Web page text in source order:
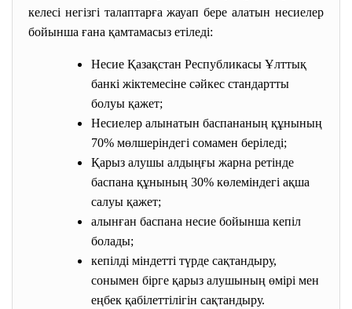
келесі негізгі талаптарға жауап бере алатын несиелер
бойынша ғана қамтамасыз етіледі:
Несие Қазақстан Республикасы Ұлттық
банкі жіктемесіне сәйкес стандартты
болуы қажет;
Несиелер алынатын баспананың құнының
70% мөлшеріндегі сомамен беріледі;
Қарыз алушы алдыңғы жарна ретінде
баспана құнының 30% көлеміндегі ақша
салуы қажет;
алынған баспана несие бойынша кепіл
болады;
кепілді міндетті түрде сақтандыру,
сонымен бірге қарыз алушының өмірі мен
еңбек қабілеттілігін сақтандыру.